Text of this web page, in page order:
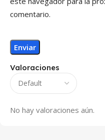
Valoraciones
No hay valoraciones aún.
comentario.